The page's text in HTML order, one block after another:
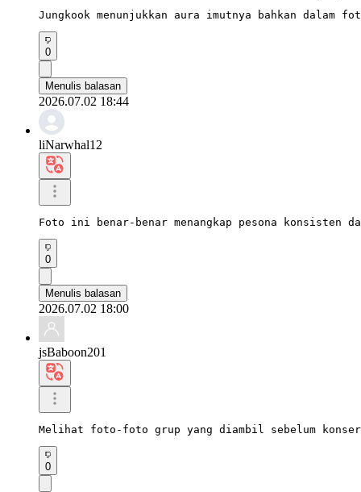
Jungkook menunjukkan aura imutnya bahkan
0
Menulis balasan
2026.07.02 18:44
liNarwhal12
Foto ini benar-benar menangkap pesona
0
Menulis balasan
2026.07.02 18:00
jsBaboon201
Melihat foto-foto grup yang diambil sebelum
0